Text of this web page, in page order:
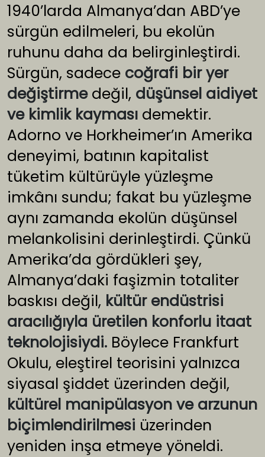
1940’larda Almanya’dan ABD’ye
sürgün edilmeleri, bu ekolün
ruhunu daha da belirginleştirdi.
Sürgün, sadece coğrafi bir yer
değiştirmedeğil, düşünsel aidiyet
ve kimlik kayması demektir.
Adorno ve Horkheimer’ın Amerika
deneyimi, batının kapitalist
tüketim kültürüyle yüzleşme
imkânı sundu; fakat bu yüzleşme
aynı zamanda ekolün düşünsel
melankolisini derinleştirdi. Çünkü
Amerika’da gördükleri şey,
Almanya’daki faşizmin totaliter
baskısı değil, kültür endüstrisi
aracılığıyla üretilen konforlu itaat
teknolojisiydi. Böylece Frankfurt
Okulu, eleştirel teorisini yalnızca
siyasal şiddet üzerinden değil,
kültürel manipülasyon ve arzunun
biçimlendirilmesi üzerinden
yeniden inşa etmeye yöneldi.